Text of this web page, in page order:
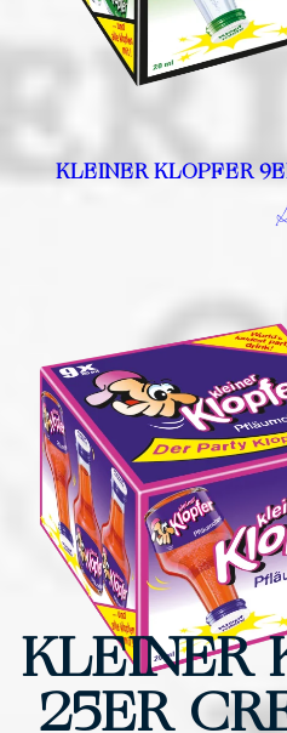
KLEINER
25ER
KLEINER KLOPFER